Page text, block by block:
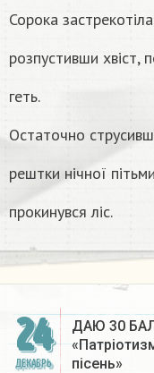
Сорока
розпустивши хвіст,
геть.
Остаточно
рештки нічної
прокинувся лiс.
24
ДЕКАБРЬ
ДАЮ 30
пісень»